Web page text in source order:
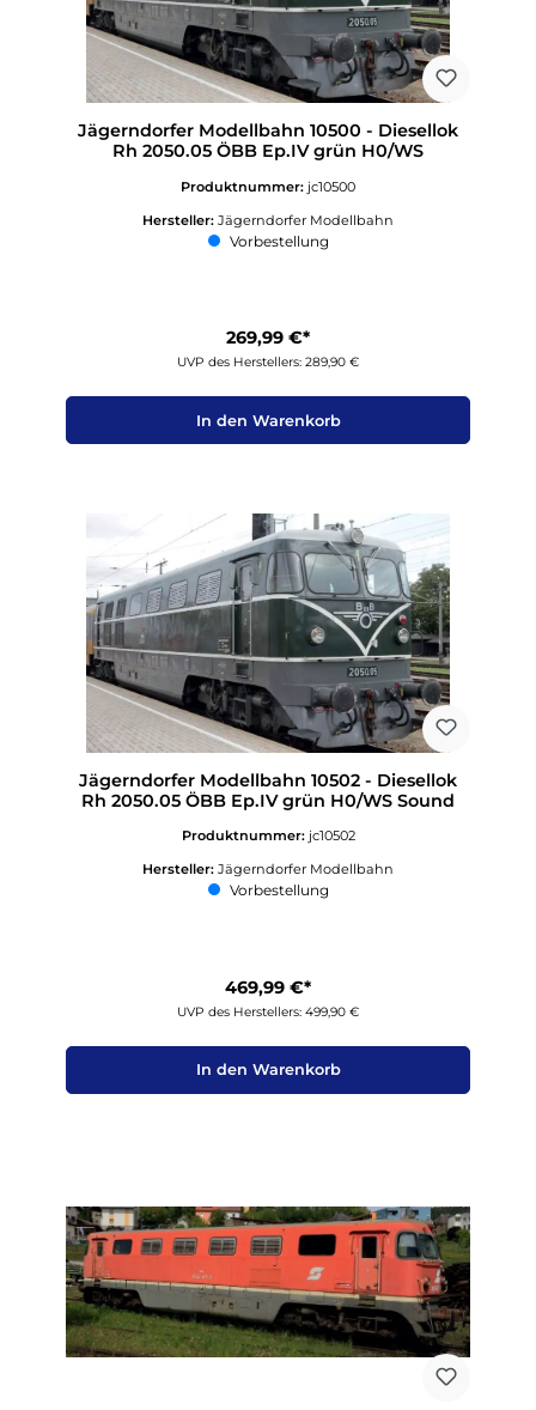
Jägerndorfer Modellbahn 10500 - Diesellok
Rh 2050.05 ÖBB Ep.IV grün H0/WS
Produktnummer: jc10500
Hersteller: Jägerndorfer Modellbahn
Vorbestellung
269,99 €*
UVP des Herstellers: 289,90 €
In den Warenkorb
Jägerndorfer Modellbahn 10502 - Diesellok
Rh 2050.05 ÖBB Ep.IV grün H0/WS Sound
Produktnummer: jc10502
Hersteller: Jägerndorfer Modellbahn
Vorbestellung
469,99 €*
UVP des Herstellers: 499,90 €
In den Warenkorb